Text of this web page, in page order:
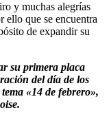
y muchas alegrías
ello que se encuentra
de expandir su
su primera placa
del día de los
«14 de febrero»,